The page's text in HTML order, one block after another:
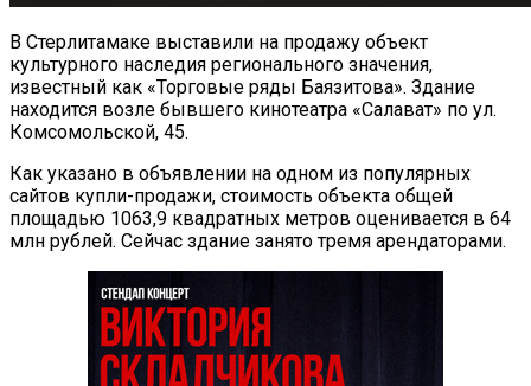
В Стерлитамаке выставили на продажу объект
культурного наследия регионального значения,
известный как «Торговые ряды Баязитова». Здание
находится возле бывшего кинотеатра «Салават» по ул.
Комсомольской, 45.
Как указано в объявлении на одном из популярных
сайтов купли-продажи, стоимость объекта общей
площадью 1063,9 квадратных метров оценивается в 64
млн рублей. Сейчас здание занято тремя арендаторами.